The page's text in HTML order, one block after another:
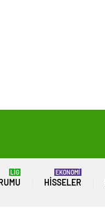
LİG
HISSELER
EKONOMİ